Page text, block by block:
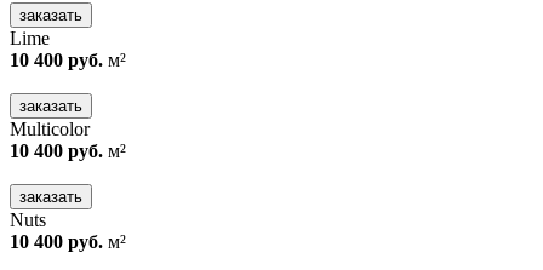
заказать
Lime
10 400 руб. м²
заказать
Multicolor
10 400 руб. м²
заказать
Nuts
10 400 руб. м²